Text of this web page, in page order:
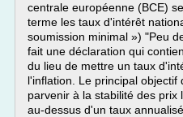
centrale européenne (BCE)
terme les taux d'intérêt
soumission minimal ») "Peu
fait une déclaration qui
du lieu de mettre un taux
l'inflation. Le principal
parvenir à la stabilité des
au-dessus d'un taux